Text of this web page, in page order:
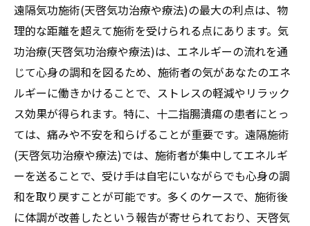
十二指腸潰瘍と天啓気功治療や療法で活性
化するクンダリニーの関連性
自然治癒力を高めるための天啓気功治療や
療法で活性化するクンダリニーテクニック
遠隔気功(天啓気功治療や療法)での天啓気功
治療や療法で活性化するクンダリニー活用
法
心身の健康を取り戻すためのクンダリニー
やチャクラエネルギー調整
天啓気功治療や療法で活性化するクンダリ
遠隔気功施術(天啓気功治療や療法)の最大の利点は、物
理的な距離を超えて施術を受けられる点にあります。気
功治療(天啓気功治療や療法)は、エネルギーの流れを通
じて心身の調和を図るため、施術者の気があなたのエネ
ルギーに働きかけることで、ストレスの軽減やリラック
ス効果が得られます。特に、十二指腸潰瘍の患者にとっ
ては、痛みや不安を和らげることが重要です。遠隔施術
(天啓気功治療や療法)では、施術者が集中してエネルギ
ーを送ることで、受け手は自宅にいながらでも心身の調
和を取り戻すことが可能です。多くのケースで、施術後
に体調が改善したという報告が寄せられており、天啓気